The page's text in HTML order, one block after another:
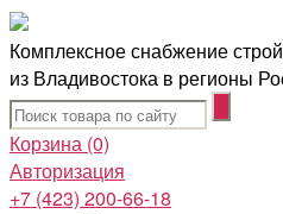
Комплексное снабжение
из Владивостока в регионы
Корзина (0)
Авторизация
+7 (423) 200-66-18